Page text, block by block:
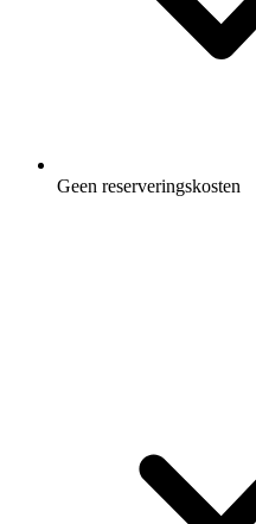
Geen reserveringskosten